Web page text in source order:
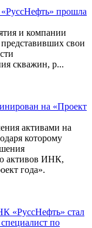
прошла
и компании
свои
скважин, р...
на «Проект
активами на
которому
активов ИНК,
года».
«РуссНефть» стал
по